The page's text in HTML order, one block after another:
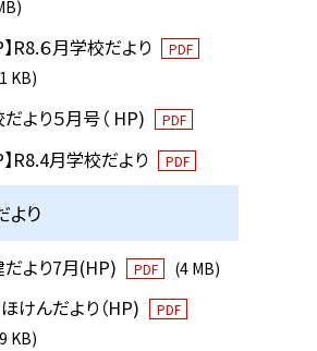
】R8.６月学校だより PDF
KB)
より５月号（ HP) PDF
】R8.4月学校だより PDF
より
より7月(HP) PDF (4 MB)
けんだより（HP) PDF
KB)